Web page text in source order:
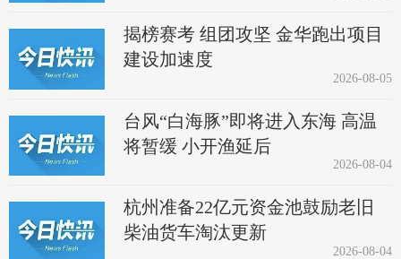
揭榜赛考 组团攻坚 金华跑出项目
建设加速度
2026-08-05
台风“白海豚”即将进入东海 高温
将暂缓 小开渔延后
2026-08-04
杭州准备22亿元资金池鼓励老旧
柴油货车淘汰更新
2026-08-04